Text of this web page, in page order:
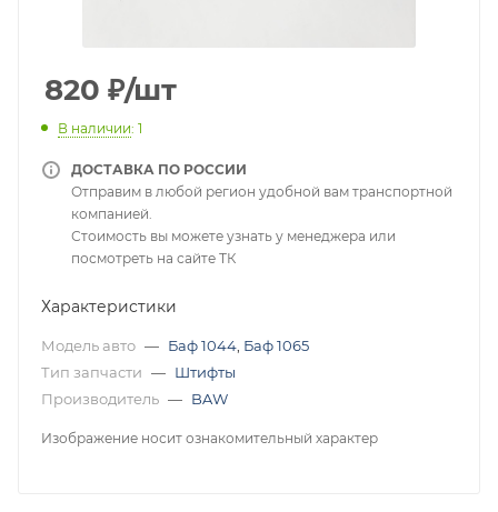
820 ₽/шт
В наличии: 1
ДОСТАВКА ПО РОССИИ
Отправим в любой регион удобной вам транспортной
компанией.
Стоимость вы можете узнать у менеджера или
посмотреть на сайте ТК
Характеристики
Модель авто — Баф 1044 Баф 1065
Тип запчасти — Штифты
Производитель — BAW
Изображение носит ознакомительный характер